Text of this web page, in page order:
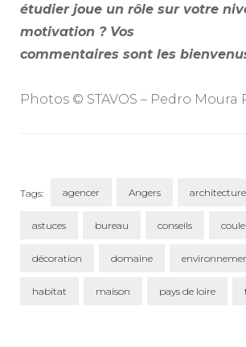
étudier joue un rôle sur votre
motivation ? Vos
commentaires sont les
Photos © STAVOS – Pedro
Tags: agencer Angers
astuces bureau conseils
décoration domaine
habitat maison pays de loire